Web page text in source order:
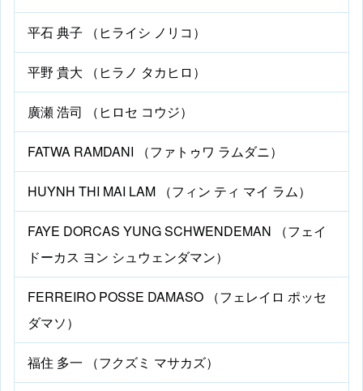
平石 典子 （ヒライシ ノリコ）
平野 貴大 （ヒラノ タカヒロ）
廣瀬 浩司 （ヒロセ コウジ）
FATWA RAMDANI （ファトゥワ ラムダニ）
HUYNH THI MAI LAM （フィン ティ マイ ラム）
FAYE DORCAS YUNG SCHWENDEMAN （フェイ
ドーカス ヨン シュウェンダマン）
FERREIRO POSSE DAMASO （フェレイロ ポッセ
ダマソ）
福住 多一 （フクズミ マサカズ）